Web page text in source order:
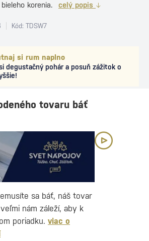
si rum naplno
degustačný pohár a posuň zážitok o
korenia.
celý popis
Kód: TDSW7
tovaru báť
sa báť, náš tovar
nám záleží, aby k
poriadku. viac o